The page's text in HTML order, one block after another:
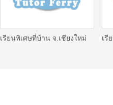
เรียนพิเศษที่บ้าน จ.เชียงใหม่ เรี